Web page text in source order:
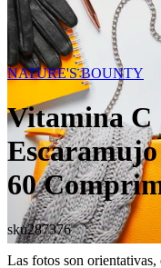
NATURE'S BOUNTY
Vitamina C
60
sku287376
Las fotos son orientativas,